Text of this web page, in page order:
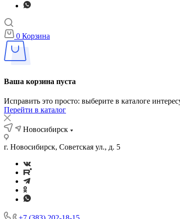
0 Корзина
Ваша корзина пуста
Исправить это просто: выберите в каталоге
Перейти в каталог
Новосибирск
г. Новосибирск, Советская ул., д. 5